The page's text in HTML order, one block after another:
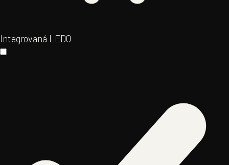
Integrovaná LED0